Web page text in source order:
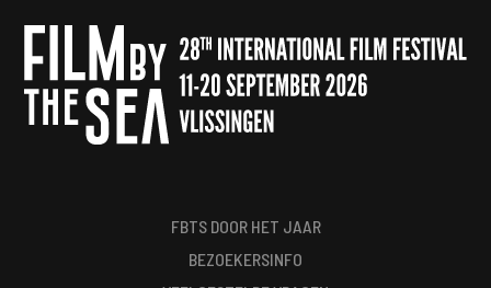
FBTS DOOR HET JAAR
BEZOEKERSINFO